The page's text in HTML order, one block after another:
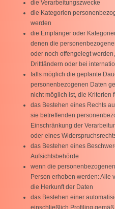
die Verarbeitungszwecke
die Kategorien
werden
die Empfänger oder
denen die
oder noch offengelegt
Drittländern oder bei
falls möglich die geplante
personenbezogenen Daten
nicht möglich ist, die Kriterien
das Bestehen eines Rechts
sie betreffenden
Einschränkung der
oder eines
das Bestehen eines
Aufsichtsbehörde
wenn die
Person erhoben werden: Alle
die Herkunft der Daten
das Bestehen einer
einschließlich Profiling